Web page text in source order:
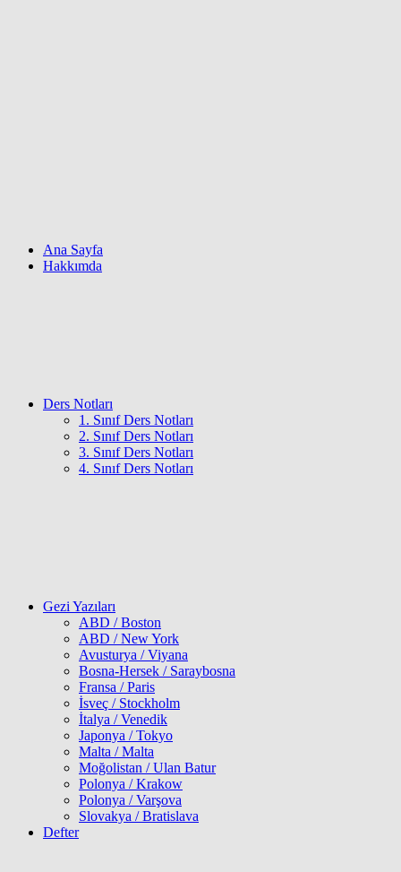
Ana Sayfa
Hakkımda
Ders Notları
1. Sınıf Ders Notları
2. Sınıf Ders Notları
3. Sınıf Ders Notları
4. Sınıf Ders Notları
Gezi Yazıları
ABD / Boston
ABD / New York
Avusturya / Viyana
Bosna-Hersek / Saraybosna
Fransa / Paris
İsveç / Stockholm
İtalya / Venedik
Japonya / Tokyo
Malta / Malta
Moğolistan / Ulan Batur
Polonya / Krakow
Polonya / Varşova
Slovakya / Bratislava
Defter